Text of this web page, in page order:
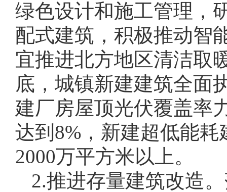
绿色设计和施工管理，
配式建筑，积极推动智
宜推进北方地区清洁取
底，城镇新建建筑全面
建厂房屋顶光伏覆盖率
达到8%，新建超低能
2000万平方米以上。
2.推进存量建筑改造